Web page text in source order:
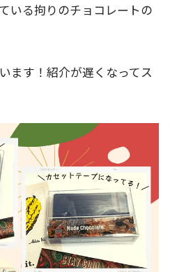
いる拘りのチョコレートの
ます！紹介が遅くなってス